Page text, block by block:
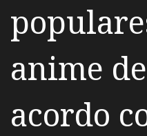
anime
acordo